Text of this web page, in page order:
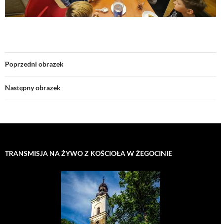
Poprzedni obrazek
Następny obrazek
TRANSMISJA NA ŻYWO Z KOŚCIOŁA W ŻEGOCINIE